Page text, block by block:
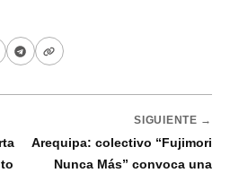
SIGUIENTE →
Arequipa: colectivo “Fujimori
Nunca Más” convoca una